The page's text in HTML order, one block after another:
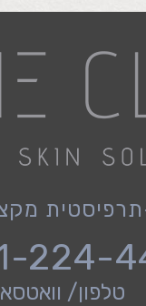
224-
טלפון/